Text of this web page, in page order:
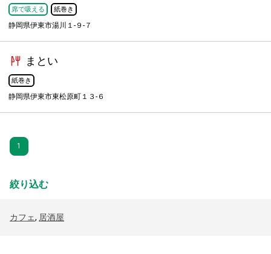
席で吸える 紙巻き
静岡県伊東市湯川１-９-７
まとい
紙巻き
静岡県伊東市東松原町１３-６
1
絞り込む
カフェ, 居酒屋